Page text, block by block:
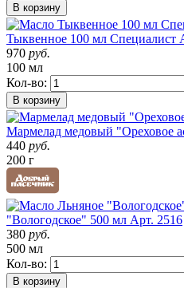
В корзину
Тыквенное 100 мл Специалист
970 руб.
100 мл
Кол-во:
В корзину
Мармелад медовый "Ореховое
440 руб.
200 г
"Вологодское" 500 мл Арт. 2516
380 руб.
500 мл
Кол-во:
В корзину